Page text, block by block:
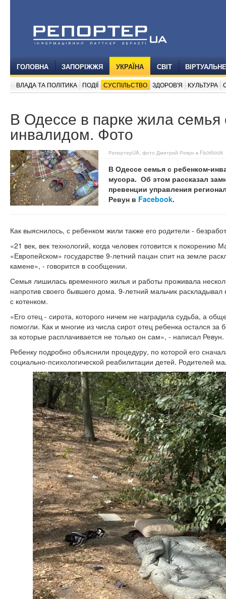
ГОЛОВНА ЗАПОРІЖЖЯ УКРАЇНА СВІТ
ВЛАДА ТА ПОЛІТИКА ПОДІЇ СУСПІЛЬСТВО ЗДОРОВ'Я КУЛЬТУРА
В Одессе в парке жила семья
инвалидом. Фото
РепортерUA, фото Дмитрий Ревун в Facebook
В Одессе семья с ребенком-
мусора. Об этом рассказал
превенции управления
Ревун в Facebook.
Как выяснилось, с ребенком жили также его родители -
«21 век, век технологий, когда человек готовится к покорению
«Европейском» государстве 9-летний пацан спит на земле
камене», - говорится в сообщении.
Семья лишилась временного жилья и работы проживала
напротив своего бывшего дома. 9-летний мальчик
с котенком.
«Его отец - сирота, которого ничем не наградила судьба, а
помогли. Как и многие из числа сирот отец ребенка остался
за которые расплачивается не только он сам», - написал Ревун.
Ребенку подробно объяснили процедуру, по которой его
социально-психологической реабилитации детей. Родителей